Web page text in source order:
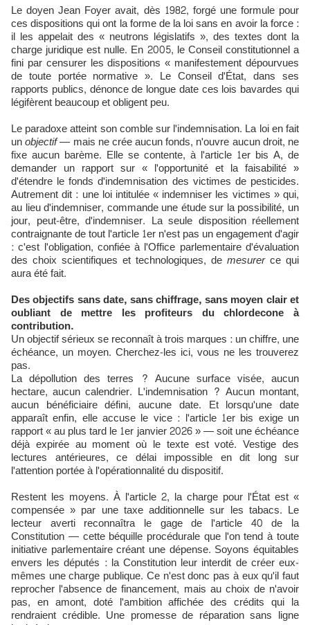
Le doyen Jean Foyer avait, dès 1982, forgé une formule pour
ces dispositions qui ont la forme de la loi sans en avoir la force :
il les appelait des « neutrons législatifs », des textes dont la
charge juridique est nulle. En 2005, le Conseil constitutionnel a
fini par censurer les dispositions « manifestement dépourvues
de toute portée normative ». Le Conseil d'État, dans ses
rapports publics, dénonce de longue date ces lois bavardes qui
légifèrent beaucoup et obligent peu.
Le paradoxe atteint son comble sur l'indemnisation. La loi en fait
unobjectif— mais ne crée aucun fonds, n'ouvre aucun droit, ne
fixe aucun barème. Elle se contente, à l'article 1er bis A, de
demander un rapport sur « l'opportunité et la faisabilité »
d'étendre le fonds d'indemnisation des victimes de pesticides.
Autrement dit : une loi intitulée « indemniser les victimes » qui,
au lieu d'indemniser, commande une étude sur la possibilité, un
jour, peut-être, d'indemniser. La seule disposition réellement
contraignante de tout l'article 1er n'est pas un engagement d'agir
: c'est l'obligation, confiée à l'Office parlementaire d'évaluation
des choix scientifiques et technologiques, de mesurerce qui
aura été fait.
Des objectifs sans date, sans chiffrage, sans moyen clair et
oubliant de mettre les profiteurs du chlordecone à
contribution.
Un objectif sérieux se reconnaît à trois marques : un chiffre, une
échéance, un moyen. Cherchez-les ici, vous ne les trouverez
pas.
La dépollution des terres ? Aucune surface visée, aucun
hectare, aucun calendrier. L'indemnisation ? Aucun montant,
aucun bénéficiaire défini, aucune date. Et lorsqu'une date
apparaît enfin, elle accuse le vice : l'article 1er bis exige un
rapport « au plus tard le 1er janvier 2026 » — soit une échéance
déjà expirée au moment où le texte est voté. Vestige des
lectures antérieures, ce délai impossible en dit long sur
l'attention portée à l'opérationnalité du dispositif.
Restent les moyens. À l'article 2, la charge pour l'État est «
compensée » par une taxe additionnelle sur les tabacs. Le
lecteur averti reconnaîtra le gage de l'article 40 de la
Constitution — cette béquille procédurale que l'on tend à toute
initiative parlementaire créant une dépense. Soyons équitables
envers les députés : la Constitution leur interdit de créer eux-
mêmes une charge publique. Ce n'est donc pas à eux qu'il faut
reprocher l'absence de financement, mais au choix de n'avoir
pas, en amont, doté l'ambition affichée des crédits qui la
rendraient crédible. Une promesse de réparation sans ligne